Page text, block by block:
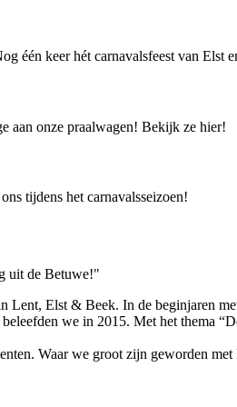
één keer hét carnavalsfeest van
aan onze praalwagen! Bekijk ze hier!
tijdens het carnavalsseizoen!
uit de Betuwe!"
Lent, Elst & Beek. In de beginjaren
we in 2015. Met het thema
Waar we groot zijn geworden